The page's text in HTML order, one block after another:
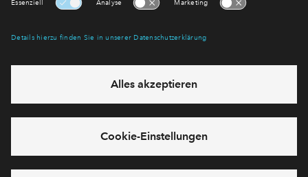
Abonnieren
Möchten Sie wissen, was wir mit Ihren Daten machen? Klicken Sie hier
für unsere
Datenschutzerklärung
Sie haben eine Frage? Dann rufen Sie uns gerne an (
50603738)oder hinterlassen Sie eine Nachricht über das